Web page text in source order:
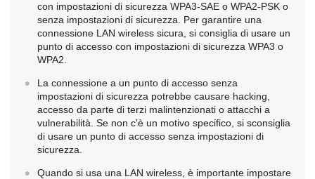
con impostazioni di sicurezza WPA3-SAE o WPA2-PSK o
senza impostazioni di sicurezza. Per garantire una
connessione LAN wireless sicura, si consiglia di usare un
punto di accesso con impostazioni di sicurezza WPA3 o
WPA2.
La connessione a un punto di accesso senza
impostazioni di sicurezza potrebbe causare hacking,
accesso da parte di terzi malintenzionati o attacchi a
vulnerabilità. Se non c'è un motivo specifico, si sconsiglia
di usare un punto di accesso senza impostazioni di
sicurezza.
Quando si usa una LAN wireless, è importante impostare